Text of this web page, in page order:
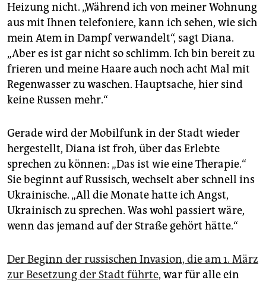
Heizung nicht. „Während ich von meiner Wohnung
aus mit Ihnen telefoniere, kann ich sehen, wie sich
mein Atem in Dampf verwandelt“, sagt Diana.
„Aber es ist gar nicht so schlimm. Ich bin bereit zu
frieren und meine Haare auch noch acht Mal mit
Regenwasser zu waschen. Hauptsache, hier sind
keine Russen mehr.“
Gerade wird der Mobilfunk in der Stadt wieder
hergestellt, Diana ist froh, über das Erlebte
sprechen zu können: „Das ist wie eine Therapie.“
Sie beginnt auf Russisch, wechselt aber schnell ins
Ukrainische. „All die Monate hatte ich Angst,
Ukrainisch zu sprechen. Was wohl passiert wäre,
wenn das jemand auf der Straße gehört hätte.“
Der Beginn der russischen Invasion, die am 1. März
zur Besetzung der Stadt führte, war für alle ein